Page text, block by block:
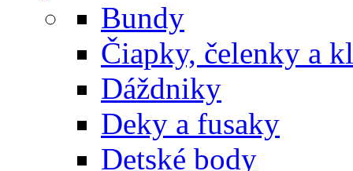
Bundy
Čiapky, čelenky a
Dáždniky
Deky a fusaky
Detské body